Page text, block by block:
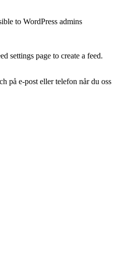
to WordPress admins
settings page to create a feed.
på e-post eller telefon når du oss